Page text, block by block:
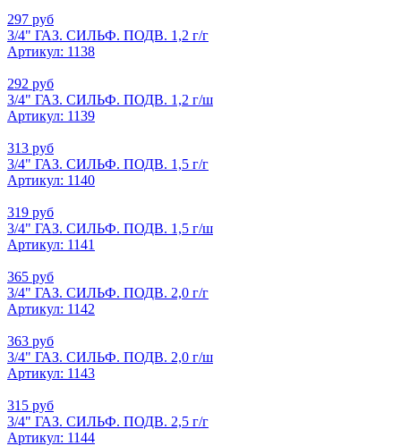
297 руб
3/4" ГАЗ. СИЛЬФ. ПОДВ. 1,2 г/г
Артикул: 1138
292 руб
3/4" ГАЗ. СИЛЬФ. ПОДВ. 1,2 г/ш
Артикул: 1139
313 руб
3/4" ГАЗ. СИЛЬФ. ПОДВ. 1,5 г/г
Артикул: 1140
319 руб
3/4" ГАЗ. СИЛЬФ. ПОДВ. 1,5 г/ш
Артикул: 1141
365 руб
3/4" ГАЗ. СИЛЬФ. ПОДВ. 2,0 г/г
Артикул: 1142
363 руб
3/4" ГАЗ. СИЛЬФ. ПОДВ. 2,0 г/ш
Артикул: 1143
315 руб
3/4" ГАЗ. СИЛЬФ. ПОДВ. 2,5 г/г
Артикул: 1144